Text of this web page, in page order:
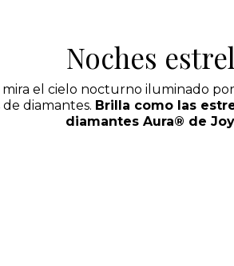
Noches
mira el cielo nocturno iluminado
diamantes. Brilla como las
diamantes Aura® de